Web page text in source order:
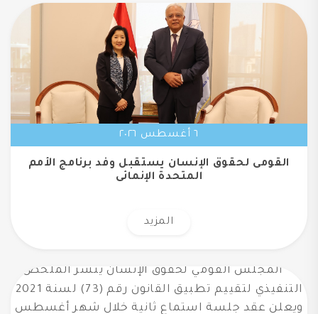
٦ أغسطس ٢٠٢٦
القومى لحقوق الإنسان يستقبل وفد برنامج الأمم
المتحدة الإنمائى
المزيد